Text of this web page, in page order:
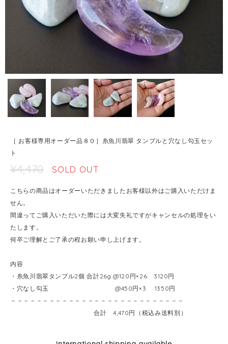
［ お客様専用オーダー品８０］糸魚川翡翠 タンブルと穴なし勾玉セッ
ト
¥4,470 SOLD OUT
こちらの商品はオーダーいただきましたお客様以外はご購入いただけま
せん。
間違ってご購入いただいた際には大変失礼ですがキャンセルの処理をい
たします。
何卒ご理解とご了承の程お願い申し上げます。
内容
・糸魚川翡翠タンブル2個 合計26g @120円×26 3120円
・穴なし勾玉 @450円×3 1350円
－－－－－－－－－－－－－－－－－－－－－－－－－－－
合計 4,470円（税込み送料別）